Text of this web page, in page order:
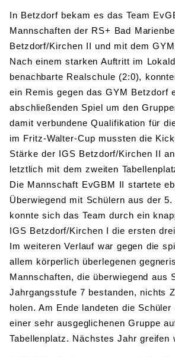
In Betzdorf bekam es das Team
Mannschaften der RS+ Bad
Betzdorf/Kirchen II und mit dem
Nach einem starken Auftritt im
benachbarte Realschule (2:0),
ein Remis gegen das GYM Betzdorf
abschließenden Spiel um den
damit verbundene Qualifikation für
im Fritz-Walter-Cup mussten die
Stärke der IGS Betzdorf/Kirchen II
letztlich mit dem zweiten
Die Mannschaft EvGBM II startete
Überwiegend mit Schülern aus der
konnte sich das Team durch ein
IGS Betzdorf/Kirchen I die ersten
Im weiteren Verlauf war gegen die
allem körperlich überlegenen
Mannschaften, die überwiegend aus
Jahrgangsstufe 7 bestanden, nichts
holen. Am Ende landeten die
einer sehr ausgeglichenen Gruppe
Tabellenplatz. Nächstes Jahr greifen